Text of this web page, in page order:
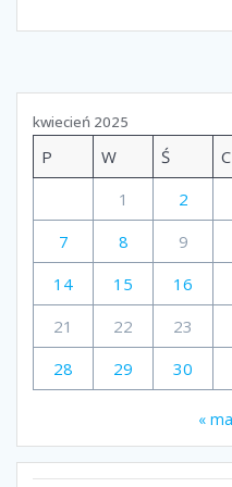
kwiecień 2025
P W Ś C
1
2
7
8 9
14
15 16
21
22 23
28
29 30
«